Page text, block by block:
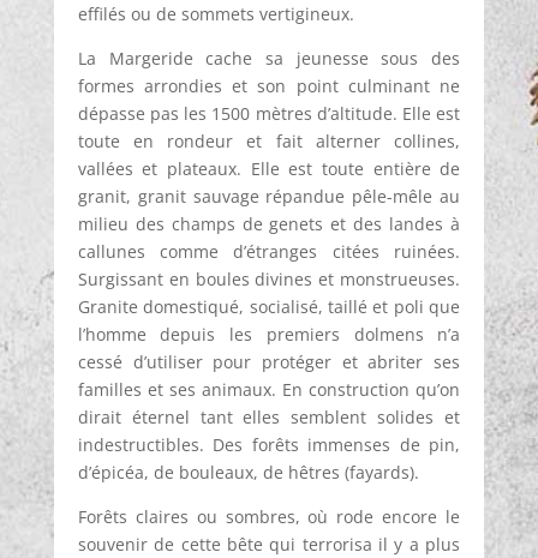
effilés ou de sommets vertigineux.
La Margeride cache sa jeunesse sous des
formes arrondies et son point culminant ne
dépasse pas les 1500 mètres d’altitude. Elle est
toute en rondeur et fait alterner collines,
vallées et plateaux. Elle est toute entière de
granit, granit sauvage répandue pêle-mêle au
milieu des champs de genets et des landes à
callunes comme d’étranges citées ruinées.
Surgissant en boules divines et monstrueuses.
Granite domestiqué, socialisé, taillé et poli que
l’homme depuis les premiers dolmens n’a
cessé d’utiliser pour protéger et abriter ses
familles et ses animaux. En construction qu’on
dirait éternel tant elles semblent solides et
indestructibles. Des forêts immenses de pin,
d’épicéa, de bouleaux, de hêtres (fayards).
Forêts claires ou sombres, où rode encore le
souvenir de cette bête qui terrorisa il y a plus